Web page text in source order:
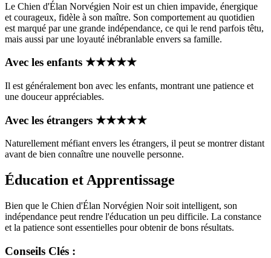
Le Chien d'Élan Norvégien Noir est un chien impavide, énergique
et courageux, fidèle à son maître. Son comportement au quotidien
est marqué par une grande indépendance, ce qui le rend parfois têtu,
mais aussi par une loyauté inébranlable envers sa famille.
Avec les enfants ★★★★★
Il est généralement bon avec les enfants, montrant une patience et
une douceur appréciables.
Avec les étrangers ★★★★★
Naturellement méfiant envers les étrangers, il peut se montrer distant
avant de bien connaître une nouvelle personne.
Éducation et Apprentissage
Bien que le Chien d'Élan Norvégien Noir soit intelligent, son
indépendance peut rendre l'éducation un peu difficile. La constance
et la patience sont essentielles pour obtenir de bons résultats.
Conseils Clés :